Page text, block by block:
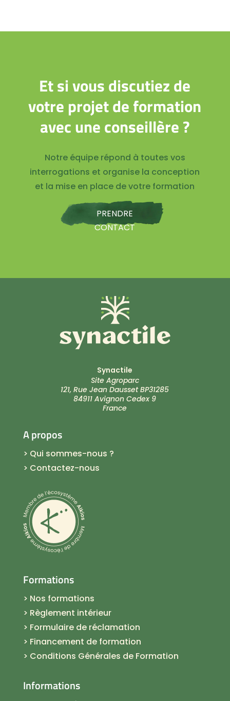
Et si vous discutiez de
votre projet de formation
avec une conseillère ?
Notre équipe répond à toutes vos
interrogations et organise la conception
et la mise en place de votre formation
PRENDRE
CONTACT
Synactile
Site Agroparc
121, Rue Jean Dausset BP31285
84911 Avignon Cedex 9
France
A propos
> Qui sommes-nous ?
> Contactez-nous
Formations
> Nos formations
> Règlement intérieur
> Formulaire de réclamation
> Financement de formation
> Conditions Générales de Formation
Informations